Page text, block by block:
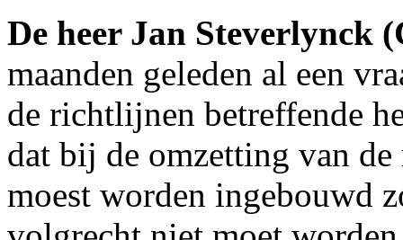
De heer Jan Steverlynck
maanden geleden al een
de richtlijnen betreffende
dat bij de omzetting van
moest worden ingebouwd